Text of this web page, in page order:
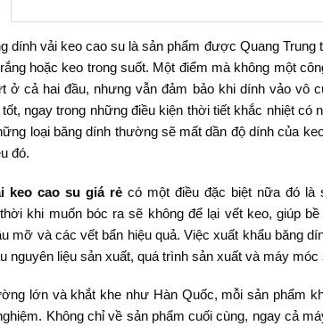
dính vải keo cao su là sản phẩm được Quang
hoặc keo trong suốt. Một điểm mà không một
ở cả hai đầu, nhưng vẫn đảm bảo khi dính vảo vô
ngay trong những điều kiện thời tiết khắc nhiệt
loại băng dính thường sẽ mất dần độ dính của
đó.
keo cao su giá rẻ có một điều đặc biệt nữa đó là
khi muốn bóc ra sẽ không để lại vết keo, giúp
mỡ và các vết bẩn hiệu quả. Việc xuất khẩu băng
nguyên liệu sản xuất, quá trình sản xuất và máy móc
lớn và khắt khe như Hàn Quốc, mỗi sản phẩm
Không chỉ về sản phẩm cuối cùng, ngay cả